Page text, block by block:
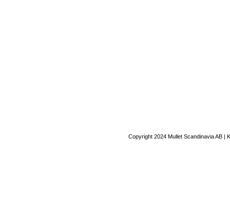
Copyright 2024 Mullet Scandinavia AB |